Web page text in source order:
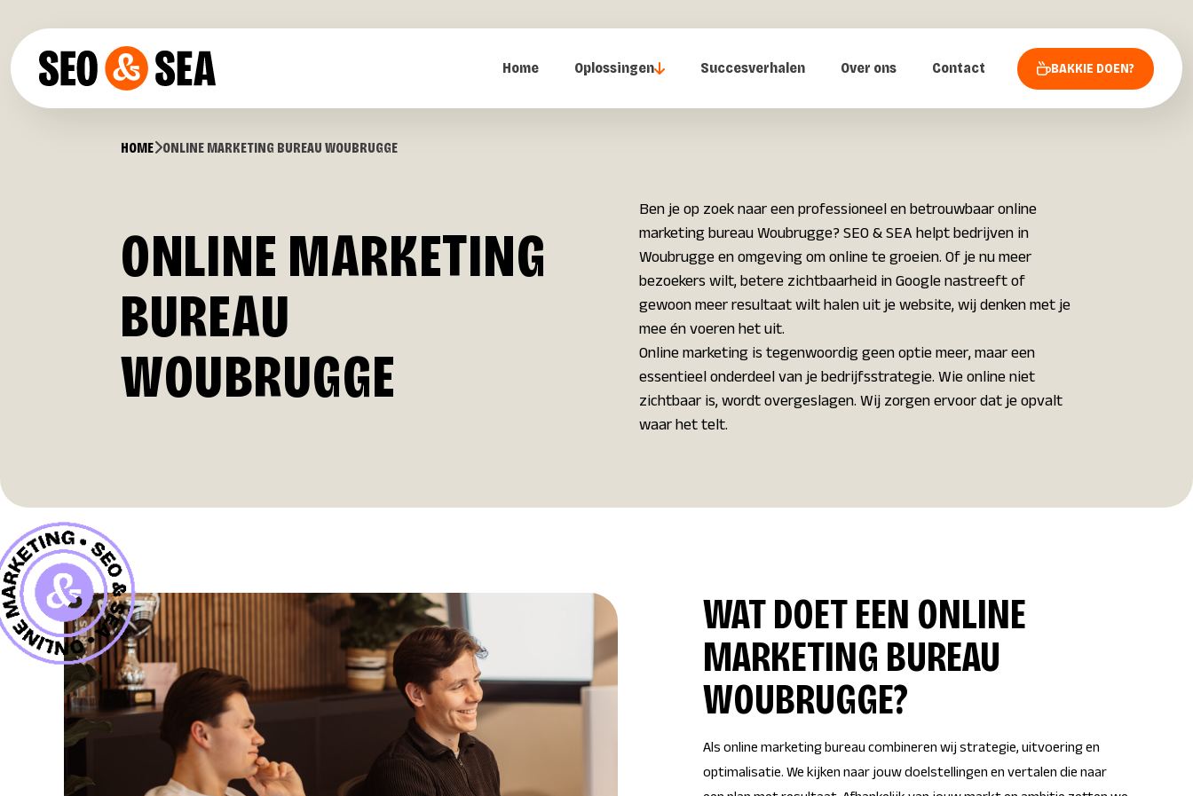
SEO & SEA – Online Marketing Bureau Alphen aan den Rijn
Home Oplossingen Succesverhalen Over ons Contact BAKKIE DOEN?
HOME ONLINE MARKETING BUREAU WOUBRUGGE
ONLINE MARKETING
BUREAU
WOUBRUGGE
Ben je op zoek naar een professioneel en betrouwbaar online
marketing bureau Woubrugge? SEO & SEA helpt bedrijven in
Woubrugge en omgeving om online te groeien. Of je nu meer
bezoekers wilt, betere zichtbaarheid in Google nastreeft of
gewoon meer resultaat wilt halen uit je website, wij denken met je
mee én voeren het uit.
Online marketing is tegenwoordig geen optie meer, maar een
essentieel onderdeel van je bedrijfsstrategie. Wie online niet
zichtbaar is, wordt overgeslagen. Wij zorgen ervoor dat je opvalt
waar het telt.
WAT DOET EEN ONLINE
MARKETING BUREAU
WOUBRUGGE?
Als online marketing bureau combineren wij strategie, uitvoering en
optimalisatie. We kijken naar jouw doelstellingen en vertalen die naar